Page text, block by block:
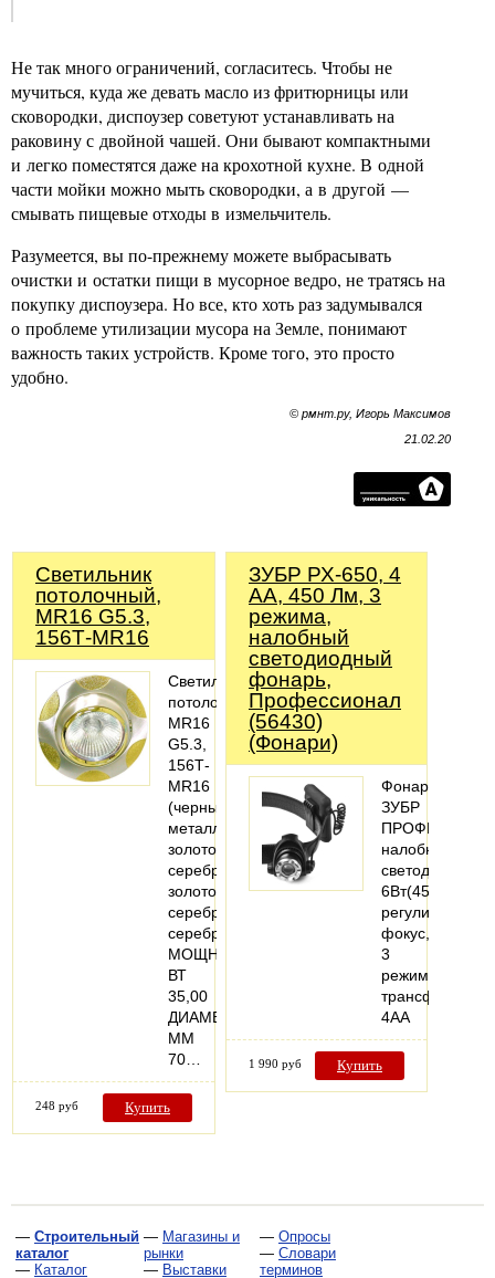
Не так много ограничений, согласитесь. Чтобы не
мучиться, куда же девать масло из фритюрницы или
сковородки, диспоузер советуют устанавливать на
раковину с двойной чашей. Они бывают компактными
и легко поместятся даже на крохотной кухне. В одной
части мойки можно мыть сковородки, а в другой —
смывать пищевые отходы в измельчитель.
Разумеется, вы по-прежнему можете выбрасывать
очистки и остатки пищи в мусорное ведро, не тратясь на
покупку диспоузера. Но все, кто хоть раз задумывался
о проблеме утилизации мусора на Земле, понимают
важность таких устройств. Кроме того, это просто
удобно.
© рмнт.ру, Игорь Максимов
21.02.20
Светильник
потолочный,
MR16 G5.3,
156Т-MR16
Светильник
потолочный,
MR16
G5.3,
156Т-
MR16
(черный
металлик-
золото,матовое
серебро-
золото,титан-
серебро,хром-
серебро)
МОЩНОСТЬ,
ВТ
35,00
ДИАМЕТР,
ММ
70…
248 руб Купить
ЗУБР РХ-650, 4
AA, 450 Лм, 3
режима,
налобный
светодиодный
фонарь,
Профессионал
(56430)
(Фонари)
Фонарь
ЗУБР
ПРОФИ
налобный
светодиодный,
6Вт(450Лм),
регулируемый
фокус,
3
режима,
трансформер,
4АА
1 990 руб Купить
— Строительный
каталог
— Каталог
— Магазины и
рынки
— Выставки
— Опросы
— Словари
терминов